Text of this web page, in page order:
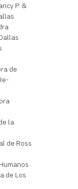
P. &
de
la
de Ross
de Los